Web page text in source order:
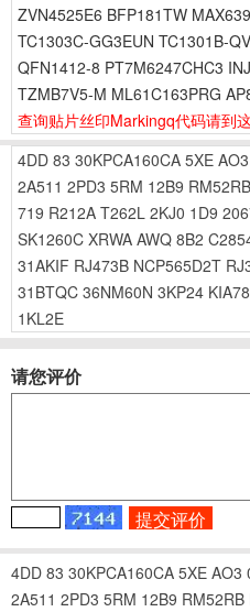
ZVN4525E6 BFP181TW
TC1303C-GG3EUN TC1301B-
QFN1412-8 PT7M6247CHC3
TZMB7V5-M ML61C163PRG
查询贴片丝印Markingq代码请到
4DD 83 30KPCA160CA 5XE AO3
2A511 2PD3 5RM 12B9 RM52RB
719 R212A T262L 2KJ0 1D9
SK1260C XRWA AWQ 8B2
31AKIF RJ473B NCP565D2T
31BTQC 36NM60N 3KP24
1KL2E
请您评价
4DD 83 30KPCA160CA 5XE AO3
2A511 2PD3 5RM 12B9 RM52RB